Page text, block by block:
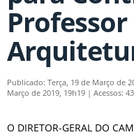
Publicado: Terça, 19 de Março de
Março de 2019, 19h19 | Acessos:
O DIRETOR-GERAL DO